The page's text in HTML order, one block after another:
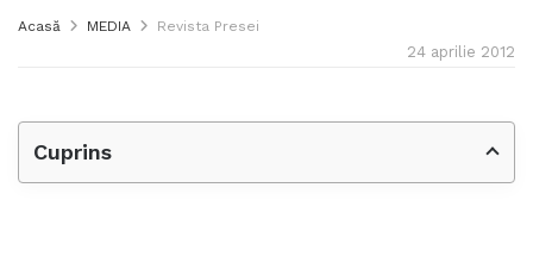
Acasă MEDIA Revista Presei
24 aprilie 2012
Cuprins